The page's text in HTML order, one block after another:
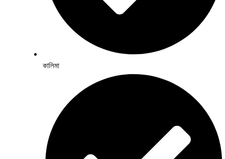
কালিমা